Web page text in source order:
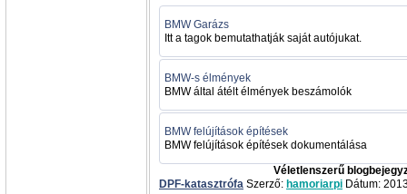
BMW Garázs
Itt a tagok bemutathatják saját autójukat.
BMW-s élmények
BMW által átélt élmények beszámolók
BMW felújítások építések
BMW felújítások építések dokumentálása
Véletlenszerű
DPF-katasztrófa Szerző: hamoriarpi Dátum: